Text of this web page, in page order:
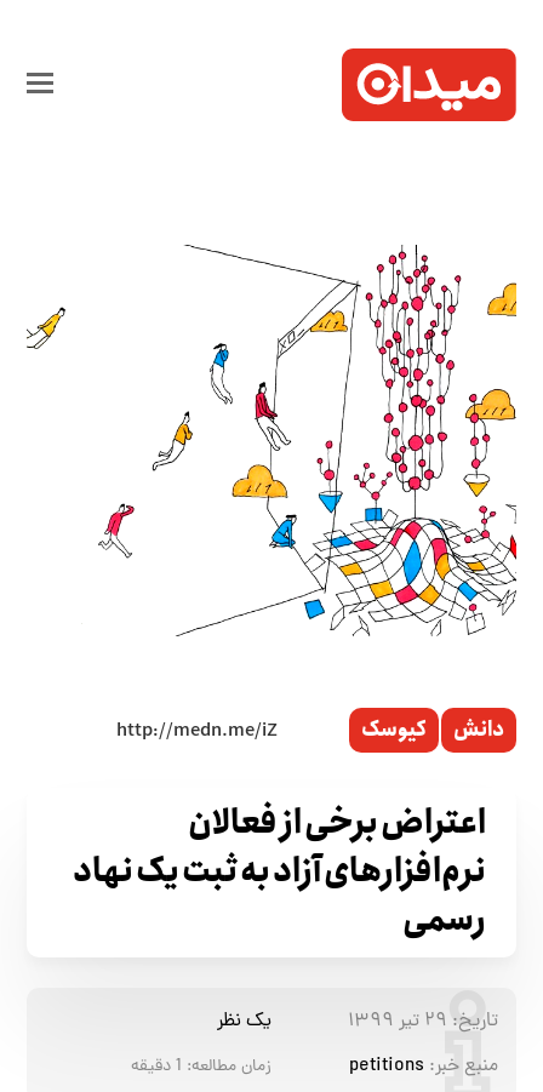
دانش کیوسک
اعتراض برخی از فعالان
نرم‌افزارهای آزاد به ثبت یک نهاد
رسمی
تاریخ: ۲۹ تیر ۱۳۹۹
یک نظر
منبع خبر: petitions زمان مطالعه: 1دقیقه